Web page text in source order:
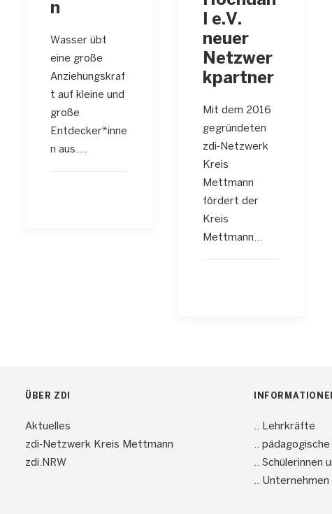
n
Wasser übt
eine große
Anziehungskraf
t auf kleine und
große
Entdecker*inne
n aus.…
l e.V.
neuer
Netzwer
kpartner
Mit dem 2016
gegründeten
zdi-Netzwerk
Kreis
Mettmann
fördert der
Kreis
Mettmann…
ÜBER ZDI
Aktuelles
zdi-Netzwerk Kreis Mettmann
zdi.NRW
.. Lehrkräfte
..
.. Schülerinnen
.. Unternehmen